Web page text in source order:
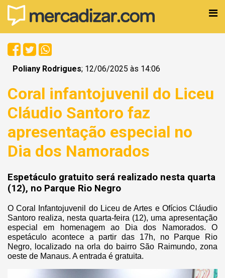
Poliany Rodrigues; 12/06/2025 às 14:06
Coral infantojuvenil do Liceu
Cláudio Santoro faz
apresentação especial no
Dia dos Namorados
Espetáculo gratuito será realizado nesta quarta
(12), no Parque Rio Negro
O Coral Infantojuvenil do Liceu de Artes e Ofícios Cláudio
Santoro realiza, nesta quarta-feira (12), uma apresentação
especial em homenagem ao Dia dos Namorados. O
espetáculo acontece a partir das 17h, no Parque Rio
Negro, localizado na orla do bairro São Raimundo, zona
oeste de Manaus. A entrada é gratuita.